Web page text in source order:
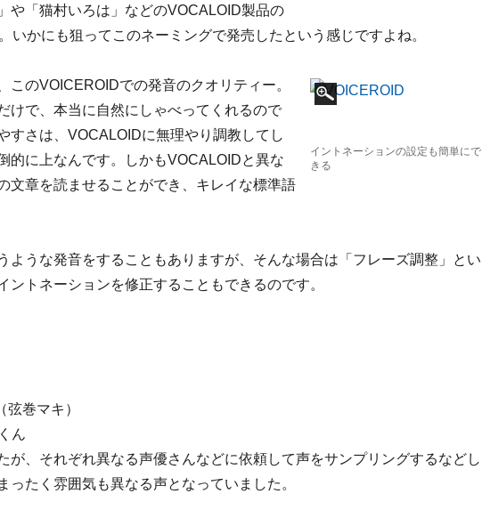
や「猫村いろは」などのVOCALOID製品の
いかにも狙ってこのネーミングで発売したという感じですよね。
イントネーションの設定も簡単にで
きる
このVOICEROIDでの発音のクオリティー。
けで、本当に自然にしゃべってくれるので
すさは、VOCALOIDに無理やり調教してし
的に上なんです。しかもVOCALOIDと異な
文章を読ませることができ、キレイな標準語
ような発音をすることもありますが、そんな場合は「フレーズ調整」とい
ントネーションを修正することもできるのです。
巻マキ）
ん
が、それぞれ異なる声優さんなどに依頼して声をサンプリングするなどし
ったく雰囲気も異なる声となっていました。